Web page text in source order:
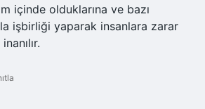
içinde olduklarına ve bazı
işbirliği yaparak insanlara zarar